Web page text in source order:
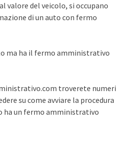
valore del veicolo, si occupano
di un auto con fermo
ma ha il fermo amministrativo
troverete numeri
su come avviare la procedura
ha un fermo amministrativo